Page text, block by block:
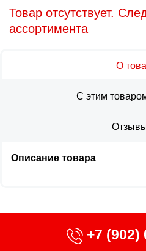
Товар отсутствует.
ассортимента
О
С этим
Описание товара
+7 (902)